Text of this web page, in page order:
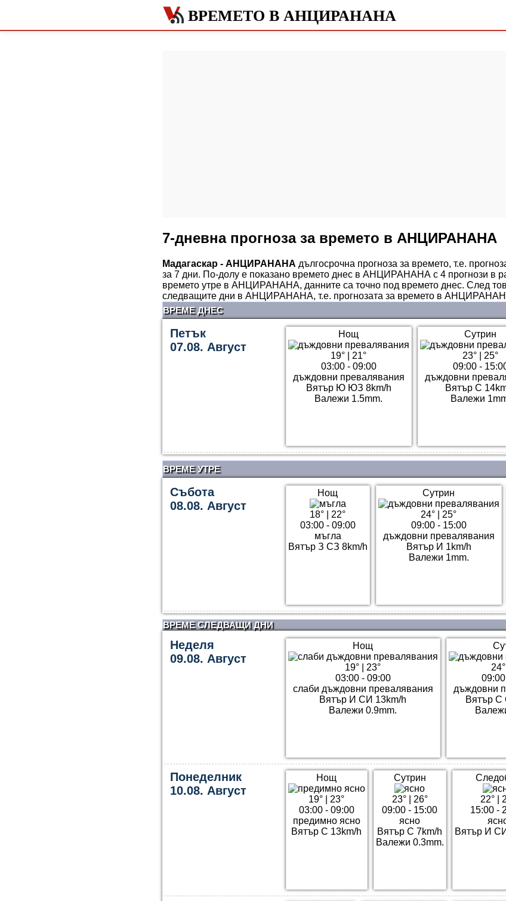
ВРЕМЕТО В АНЦИРАНАНА
7-дневна прогноза за времето в АНЦИРАНАНА
Мадагаскар - АНЦИРАНАНА дългосрочна прогноза за времето, т.е.
за 7 дни. По-долу е показано времето днес в АНЦИРАНАНА с 4 прогнози в
времето утре в АНЦИРАНАНА, данните са точно под времето днес. След
следващите дни в АНЦИРАНАНА, т.е. прогнозата за времето в
ВРЕМЕ ДНЕС
Петък
07.08. Август
Нощ
19°
21°
03:00 - 09:00
дъждовни превалявания
Вятър Ю ЮЗ 8km/h
Валежи 1.5mm.
Сутрин
23°
25°
09:00 -
дъждовни
Вятър С
Валежи
ВРЕМЕ УТРЕ
Събота
08.08. Август
Нощ
18°
22°
03:00 - 09:00
мъгла
Вятър З СЗ 8km/h
Сутрин
24°
25°
09:00 - 15:00
дъждовни превалявания
Вятър И 1km/h
Валежи 1mm.
ВРЕМЕ СЛЕДВАЩИ ДНИ
Неделя
09.08. Август
Нощ
19°
23°
03:00 - 09:00
слаби дъждовни превалявания
Вятър И СИ 13km/h
Валежи 0.9mm.
24°
дъждовни
Вятър С
Понеделник
10.08. Август
Нощ
19°
23°
03:00 - 09:00
предимно ясно
Вятър С 13km/h
Сутрин
23°| 26°
09:00 - 15:00
ясно
Вятър С 7km/h
Валежи 0.3mm.
22°|
15:00 -
Вятър И